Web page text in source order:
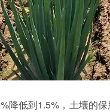
降低到1.5%，土壤的